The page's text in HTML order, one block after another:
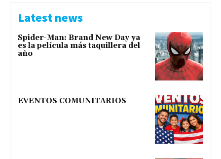
Latest news
Spider-Man: Brand New Day ya
es la película más taquillera del
año
EVENTOS COMUNITARIOS